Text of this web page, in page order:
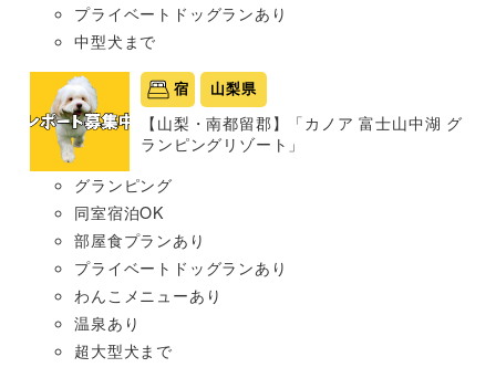
プライベートドッグランあり
中型犬まで
宿 山梨県
【山梨・南都留郡】「カノア 富士山中湖 グ
ランピングリゾート」
グランピング
同室宿泊OK
部屋食プランあり
プライベートドッグランあり
わんこメニューあり
温泉あり
超大型犬まで